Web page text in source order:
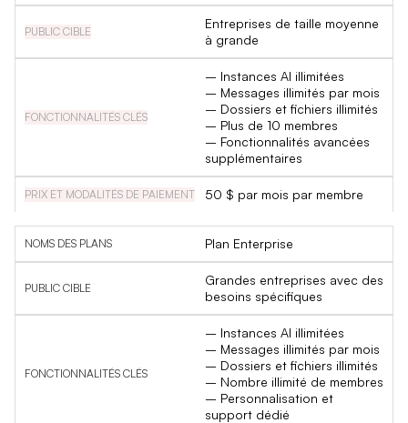
Entreprises de taille moyenne
à grande
– Instances AI illimitées
– Messages illimités par mois
– Dossiers et fichiers illimités
– Plus de 10 membres
– Fonctionnalités avancées
supplémentaires
50 $ par mois par membre
Plan Enterprise
Grandes entreprises avec des
besoins spécifiques
– Instances AI illimitées
– Messages illimités par mois
– Dossiers et fichiers illimités
– Nombre illimité de membres
– Personnalisation et
support dédié